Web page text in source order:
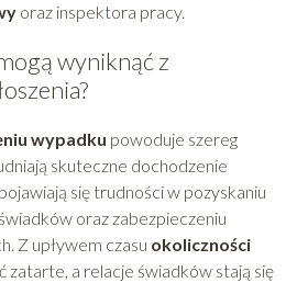
oraz inspektora pracy.
wyniknąć z
wypadku powoduje szereg
skuteczne dochodzenie
się trudności w pozyskaniu
oraz zabezpieczeniu
Z upływem czasu okoliczności
zatarte, a relacje świadków stają się